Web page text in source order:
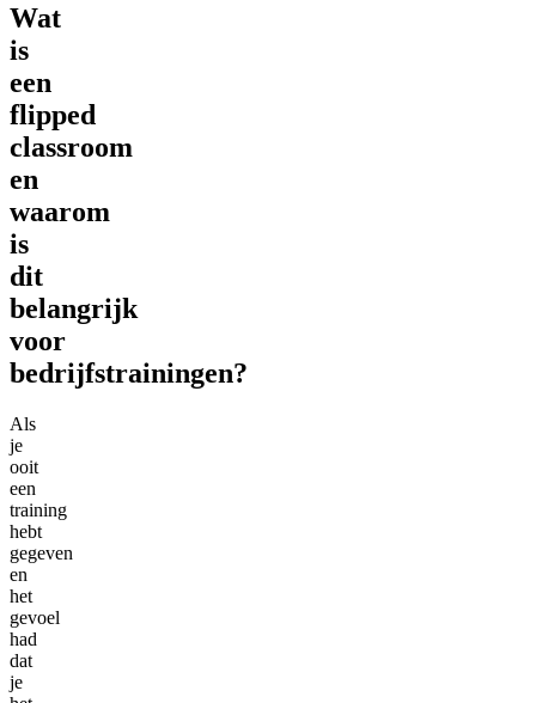
Wat
is
een
flipped
classroom
en
waarom
is
dit
belangrijk
voor
bedrijfstrainingen?
Als
je
ooit
een
training
hebt
gegeven
en
het
gevoel
had
dat
je